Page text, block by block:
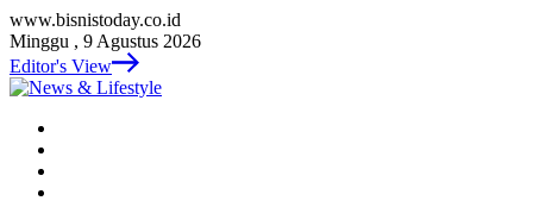
www.bisnistoday.co.id
Minggu , 9 Agustus 2026
Editor's View